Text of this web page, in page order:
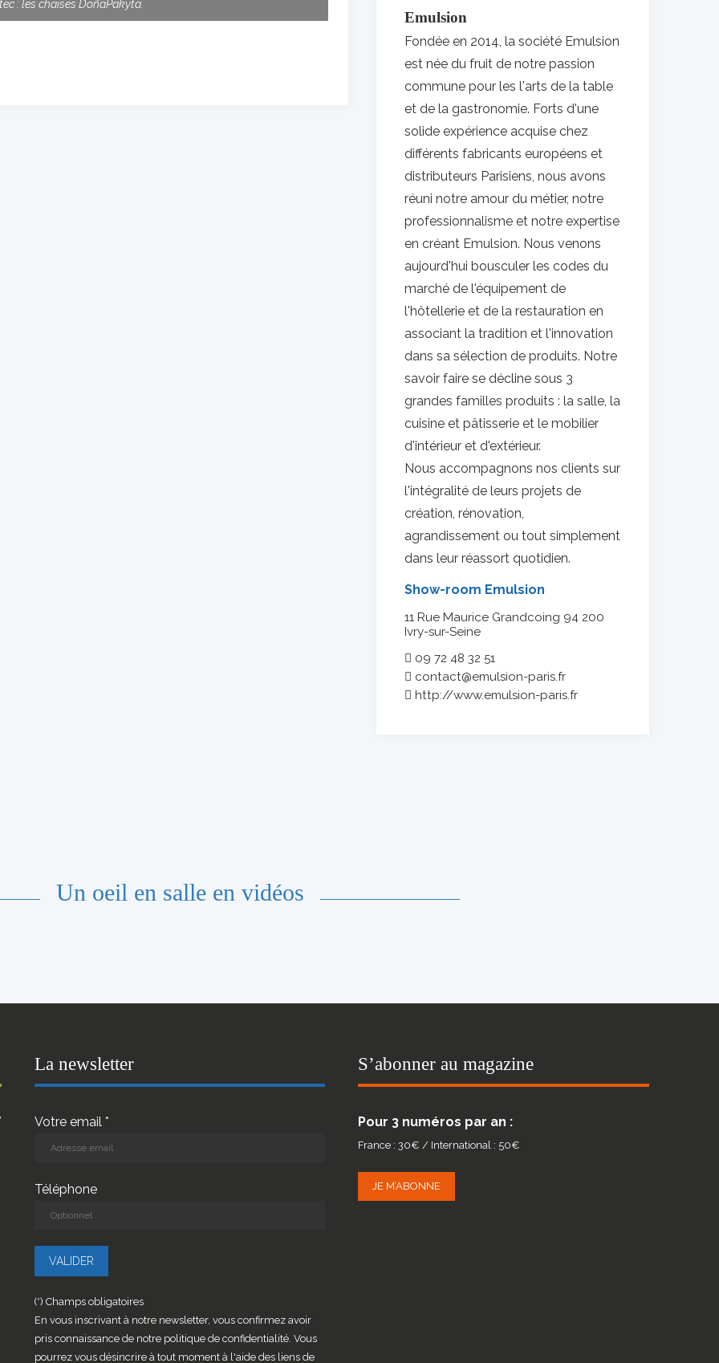
: les chaises DoñaPakyta.
Emulsion
Fondée en 2014, la société Emulsion
est née du fruit de notre passion
commune pour les l'arts de la table
et de la gastronomie. Forts d'une
solide expérience acquise chez
différents fabricants européens et
distributeurs Parisiens, nous avons
réuni notre amour du métier, notre
professionnalisme et notre expertise
en créant Emulsion. Nous venons
aujourd'hui bousculer les codes du
marché de l'équipement de
l'hôtellerie et de la restauration en
associant la tradition et l'innovation
dans sa sélection de produits. Notre
savoir faire se décline sous 3
grandes familles produits : la salle, la
cuisine et pâtisserie et le mobilier
d'intérieur et d'extérieur.
Nous accompagnons nos clients sur
l'intégralité de leurs projets de
création, rénovation,
agrandissement ou tout simplement
dans leur réassort quotidien.
Show-room Emulsion
11 Rue Maurice Grandcoing 94 200
Ivry-sur-Seine
09 72 48 32 51
contact@emulsion-paris.fr
http://www.emulsion-paris.fr
Un oeil en salle en vidéos
La newsletter
Votre email *
Téléphone
(*) Champs obligatoires
En vous inscrivant à notre newsletter, vous confirmez avoir
pris connaissance de notre politique de confidentialité. Vous
pourrez vous désincrire à tout moment à l'aide des liens de
S’abonner au magazine
Pour 3 numéros par an :
France : 30€ / International : 50€
JE M’ABONNE